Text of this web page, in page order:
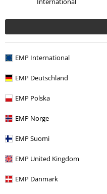
EMP International
EMP Deutschland
EMP Polska
EMP Norge
EMP Suomi
EMP United Kingdom
EMP Danmark
Vår kundsupport öppnar igen
Kundservice
Hjälp
Returpolicy
Returnera en vara
Generell storleksguide
Avsluta mitt BSC-